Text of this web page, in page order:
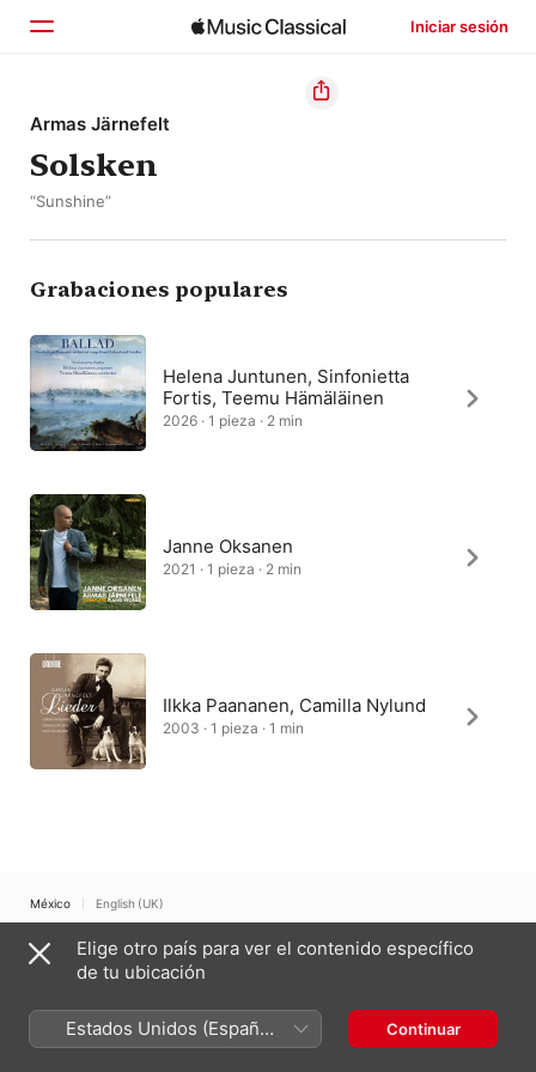
Iniciar sesión
Inicio
Explorar
Armas Järnefelt
Solsken
“Sunshine”
Grabaciones populares
Helena Juntunen, Sinfonietta
Fortis, Teemu Hämäläinen
2026 · 1 pieza · 2 min
Janne Oksanen
2021 · 1 pieza · 2 min
Ilkka Paananen, Camilla Nylund
2003 · 1 pieza · 1 min
México English (UK)
Copyright © 2026 Apple Inc.
Todos los derechos reservados.
Términos del servicio de Internet
Elige otro país para ver el contenido específico
de tu ubicación
Estados Unidos (Español
México)
Continuar